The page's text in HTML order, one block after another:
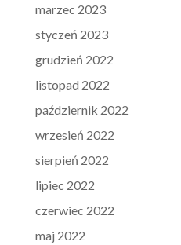
marzec 2023
styczeń 2023
grudzień 2022
listopad 2022
październik 2022
wrzesień 2022
sierpień 2022
lipiec 2022
czerwiec 2022
maj 2022